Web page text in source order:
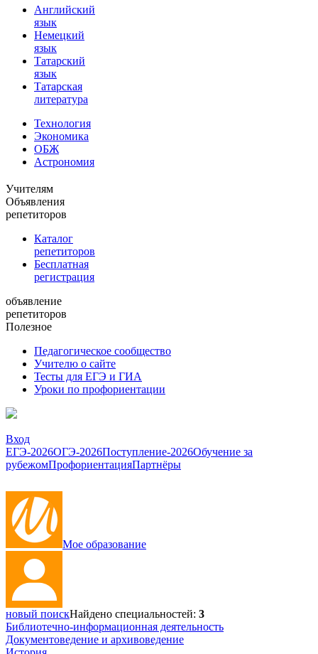
Английский
язык
Немецкий
язык
Татарский
язык
Татарская
литература
Технология
Экономика
ОБЖ
Астрономия
Учителям
Объявления
репетиторов
Каталог
репетиторов
Бесплатная
регистрация
объявление
репетиторов
Полезное
Педагогическое сообщество
Учителю о сайте
Тесты для ЕГЭ и ГИА
Уроки по профориентации
Вход
ЕГЭ-2026ОГЭ-2026Поступление-2026Обучение за
рубежомПрофориентацияПартнёры
Мое образование
новый поискНайдено специальностей: 3
Библиотечно-информационная деятельность
Документоведение и архивоведение